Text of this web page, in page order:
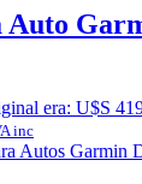
Auto
era: U$S
inc